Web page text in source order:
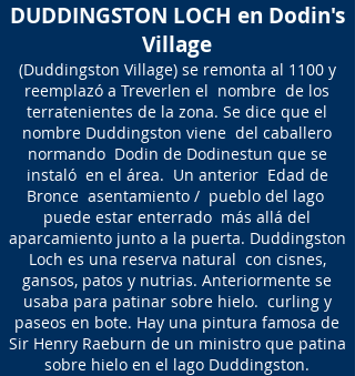
DUDDINGSTON LOCH en Dodin's
Village
(Duddingston Village) se remonta al 1100 y
reemplazó a Treverlen el nombre de los
terratenientes de la zona. Se dice que el
nombre Duddingston viene del caballero
normando Dodin de Dodinestun que se
instaló en el área. Un anterior Edad de
Bronce asentamiento / pueblo del lago
puede estar enterrado más allá del
aparcamiento junto a la puerta. Duddingston
Loch es una reserva natural con cisnes,
gansos, patos y nutrias. Anteriormente se
usaba para patinar sobre hielo. curling y
paseos en bote. Hay una pintura famosa de
Sir Henry Raeburn de un ministro que patina
sobre hielo en el lago Duddingston.